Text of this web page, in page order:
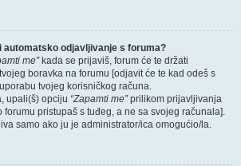
automatsko odjavljivanje s foruma?
me”kada se prijaviš, forum će te držati
boravka na forumu [odjavit će te kad odeš s
tvojeg korisničkog računa.
upali(š) opciju “Zapamti me”prilikom prijavljivanja
forumu pristupaš s tuđeg, a ne sa svojeg računala].
samo ako ju je administrator/ica omogućio/la.